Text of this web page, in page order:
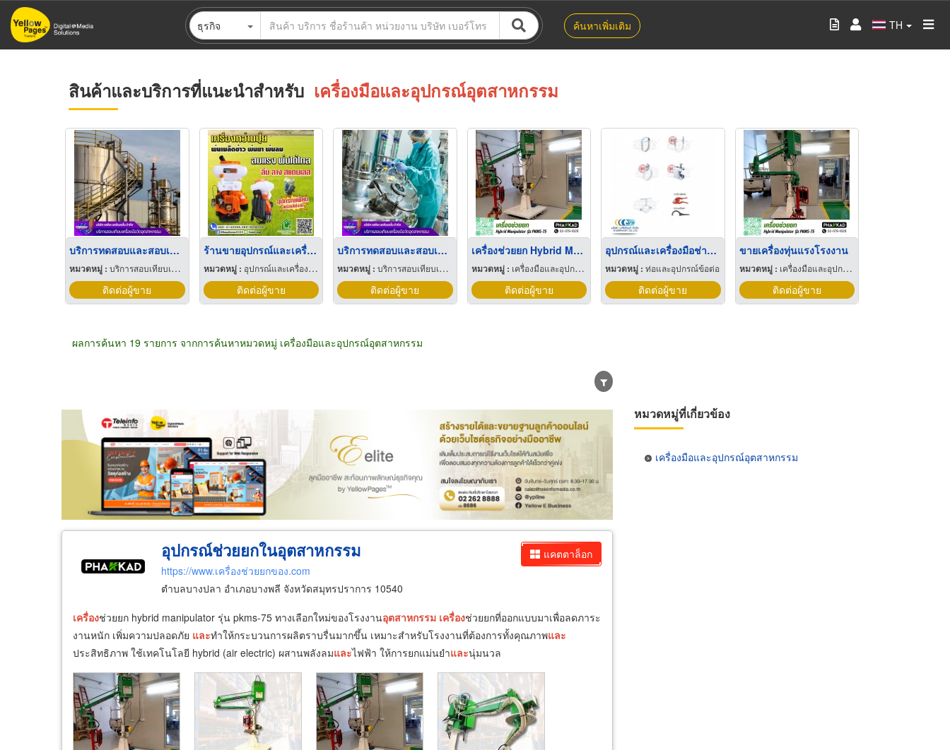
ข้าม
ไป
ธุรกิจ ค้นหาเพิ่มเติม TH
สินค้าและบริการที่แนะนำสำหรับ เครื่องมือและอุปกรณ์อุตสาหกรรม
บริการทดสอบและสอบเทียบเครื่องมือวัดธุรกิจอุตสาหกรรมปิโตรเคมี
หมวดหมู่ : บริการสอบเทียบเครื่องมือวัด
ติดต่อผู้ขาย
ร้านขายอุปกรณ์และเครื่องมือการเกษตร เพชรบุรี
หมวดหมู่ : อุปกรณ์และเครื่องมือเกษตรกรรม
ติดต่อผู้ขาย
บริการทดสอบและสอบเทียบเครื่องมือวัดอุตสาหกรรมการผลิตยาและเครื่องสำอาง
หมวดหมู่ : บริการสอบเทียบเครื่องมือวัด
ติดต่อผู้ขาย
เครื่องช่วยยก Hybrid Manipulator
หมวดหมู่ : เครื่องมือและอุปกรณ์อุตสาหกรรม
ติดต่อผู้ขาย
อุปกรณ์และเครื่องมือช่างท่อประปา
หมวดหมู่ : ท่อและอุปกรณ์ข้อต่อ
ติดต่อผู้ขาย
ขายเครื่องทุ่นแรงโรงงาน
หมวดหมู่ : เครื่องมือและอุปกรณ์อุตสาหกรรม
ติดต่อผู้ขาย
ผลการค้นหา 19 รายการ จากการค้นหาหมวดหมู่ เครื่องมือและอุปกรณ์อุตสาหกรรม
ขายส่ง ขายปลีก ผู้ผลิต ตัวแทนจัดจำหน่าย ผู้ส่งออก/นำเข้า ธุรกิจบริการ
แคตตาล็อก
อุปกรณ์ช่วยยกในอุตสาหกรรม
https://www.เครื่องช่วยยกของ.com
ตำบลบางปลา อำเภอบางพลี จังหวัดสมุทรปราการ 10540
เครื่องช่วยยก hybrid manipulator รุ่น pkms-75 ทางเลือกใหม่ของโรงงานอุตสาหกรรม เครื่องช่วยยกที่ออกแบบมาเพื่อลดภาระ
งานหนัก เพิ่มความปลอดภัย และทำให้กระบวนการผลิตราบรื่นมากขึ้น เหมาะสำหรับโรงงานที่ต้องการทั้งคุณภาพและ
ประสิทธิภาพ ใช้เทคโนโลยี hybrid (air electric) ผสานพลังลมและไฟฟ้า ให้การยกแม่นยำและนุ่มนวล
หมวดหมู่ที่เกี่ยวข้อง
เครื่องมือและอุปกรณ์อุตสาหกรรม